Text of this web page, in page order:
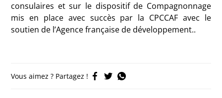
consulaires et sur le dispositif de Compagnonnage
mis en place avec succès par la CPCCAF avec le
soutien de l’Agence française de développement..
Vous aimez ? Partagez !